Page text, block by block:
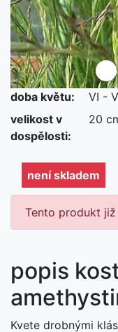
doba květu:
VI -
velikost v
dospělosti:
20
není skladem
Tento produkt již
popis
Kvete drobnými